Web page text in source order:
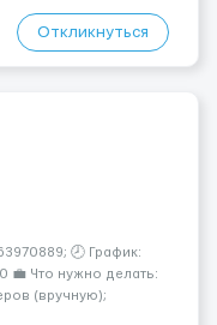
Откликнуться
🕗 График:
💼 Что нужно делать:
(вручную);